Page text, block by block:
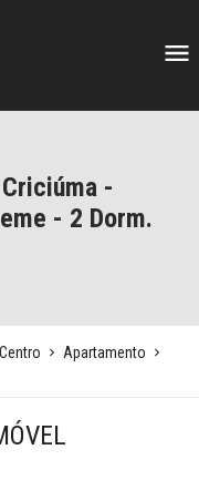
-
- 2 Dorm.
Centro
Apartamento